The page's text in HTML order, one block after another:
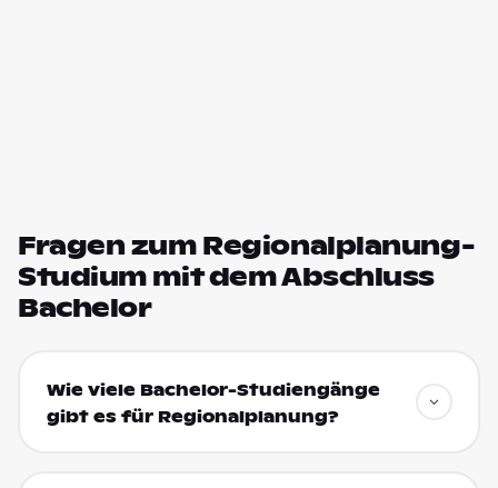
Fragen zum Regionalplanung-
Studium mit dem Abschluss
Bachelor
Wie viele Bachelor-Studiengänge
gibt es für Regionalplanung?